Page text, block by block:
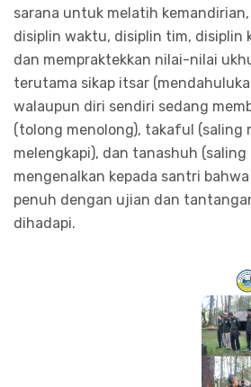
sarana untuk melatih
disiplin waktu, disiplin tim, disiplin
dan mempraktekkan nilai-nilai
terutama sikap itsar
walaupun diri sendiri sedang
(tolong menolong), takaful (saling
melengkapi), dan tanashuh
mengenalkan kepada santri
penuh dengan ujian dan
dihadapi.